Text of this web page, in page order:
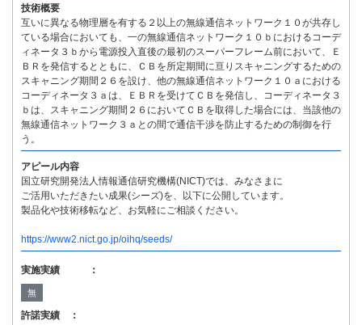
技術概要
互いに異なる物理層を有する２以上の無線通信ネットワーク１０が共存し
ている場合においても、一の無線通信ネットワーク１０ｂにおけるコーデ
ィネータ３ｂから電源投入直後の最初のスーパーフレーム前において、Ｅ
ＢＲを発信するとともに、ＣＢを所定期間に亘りスキャニングするための
スキャニング期間２６を設け、他の無線通信ネットワーク１０ａにおける
コーディネータ３ａは、ＥＢＲを受けてＣＢを発信し、コーディネータ３
ｂは、スキャニング期間２６においてＣＢを取得した場合には、当該他の
無線通信ネットワーク３ａとの間で通信干渉を防止するための制御を行
う。
アピール内容
国立研究開発法人情報通信研究機構(NICT)では、みなさまに
ご活用いただきたい成果(シーズ)を、以下に公開しています。
製品化や技術移転など、お気軽にご相談ください。
https://www2.nict.go.jp/oihq/seeds/
実施実績 ：
無
許諾実績 ：